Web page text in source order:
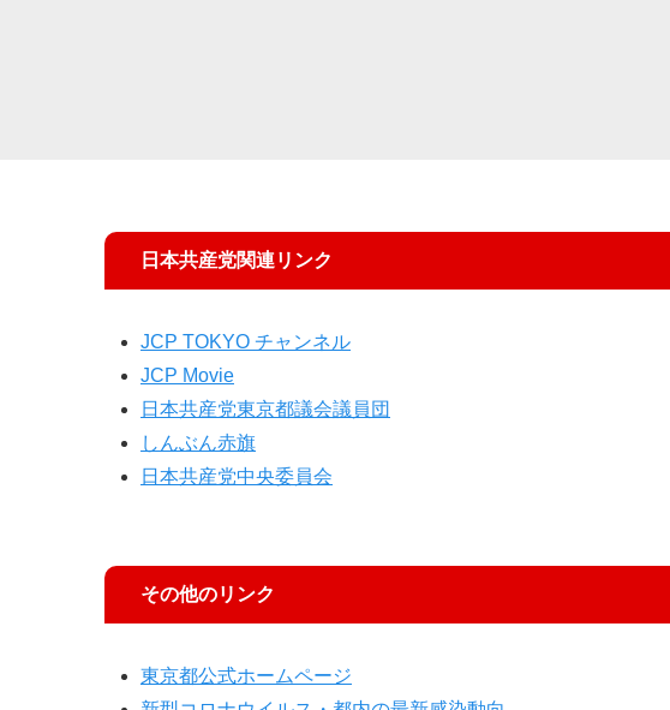
日本共産党関連リンク
JCP TOKYO チャンネル
JCP Movie
日本共産党東京都議会議員団
しんぶん赤旗
日本共産党中央委員会
その他のリンク
東京都公式ホームページ